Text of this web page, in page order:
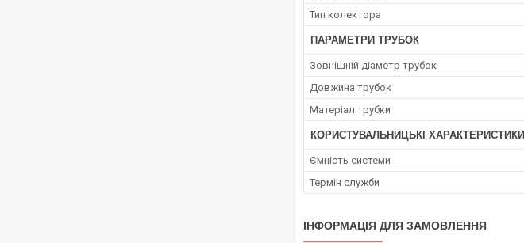
Тип колектора
ПАРАМЕТРИ ТРУБОК
Зовнішній діаметр трубок
Довжина трубок
Матеріал трубки
КОРИСТУВАЛЬНИЦЬКІ ХАРАКТЕРИСТИКИ
Ємність системи
Термін служби
ІНФОРМАЦІЯ ДЛЯ ЗАМОВЛЕННЯ